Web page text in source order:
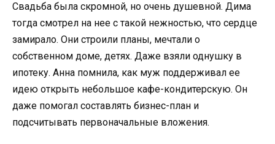
Свадьба была скромной, но очень душевной. Дима
тогда смотрел на нее с такой нежностью, что сердце
замирало. Они строили планы, мечтали о
собственном доме, детях. Даже взяли однушку в
ипотеку. Анна помнила, как муж поддерживал ее
идею открыть небольшое кафе-кондитерскую. Он
даже помогал составлять бизнес-план и
подсчитывать первоначальные вложения.